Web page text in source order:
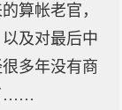
算帐老官，
及对最后中
多年没有商
……